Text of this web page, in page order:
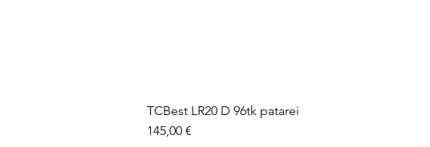
TCBest LR20 D 96tk patarei
Price
145,00 €